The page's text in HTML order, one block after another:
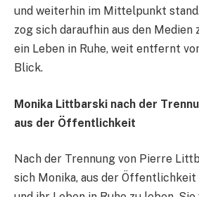
und weiterhin im Mittelpunkt
zog sich daraufhin aus den Medien
ein Leben in Ruhe, weit entfernt
Blick.
Monika Littbarski nach der
aus der Öffentlichkeit
Nach der Trennung von Pierre
sich Monika, aus der Öffentlichkeit